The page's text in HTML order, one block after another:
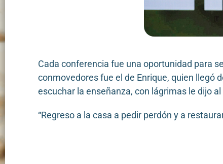
Cada conferencia fue una oportunidad para
conmovedores fue el de Enrique, quien llegó
escuchar la enseñanza, con lágrimas le dijo al
“Regreso a la casa a pedir perdón y a